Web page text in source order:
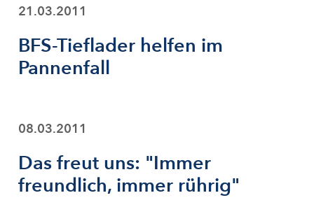
21.03.2011
BFS-Tieflader helfen im
Pannenfall
08.03.2011
Das freut uns: "Immer
freundlich, immer rührig"